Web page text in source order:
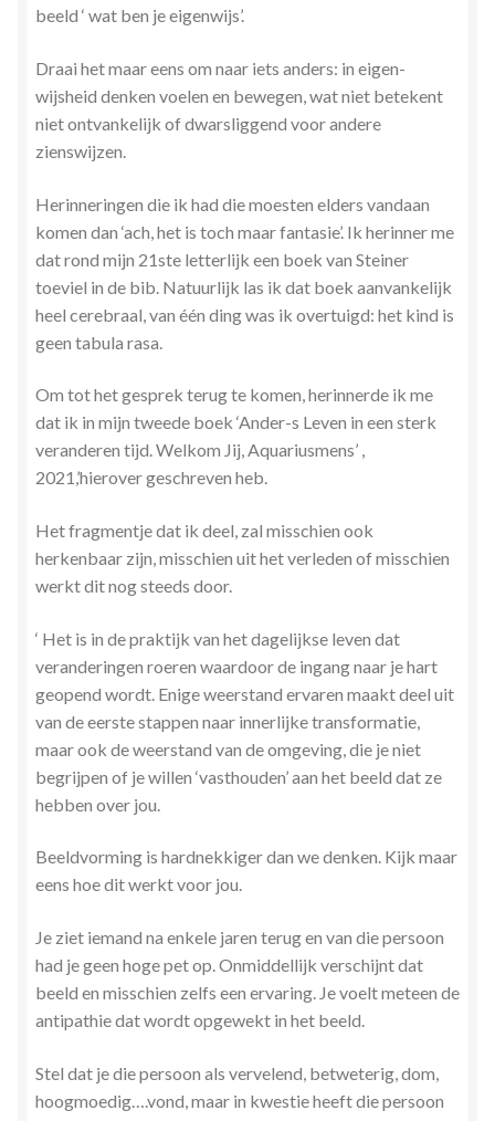
beeld ‘ wat ben je eigenwijs’.
Draai het maar eens om naar iets anders: in eigen-
wijsheid denken voelen en bewegen, wat niet betekent
niet ontvankelijk of dwarsliggend voor andere
zienswijzen.
Herinneringen die ik had die moesten elders vandaan
komen dan ‘ach, het is toch maar fantasie’. Ik herinner me
dat rond mijn 21ste letterlijk een boek van Steiner
toeviel in de bib. Natuurlijk las ik dat boek aanvankelijk
heel cerebraal, van één ding was ik overtuigd: het kind is
geen tabula rasa.
Om tot het gesprek terug te komen, herinnerde ik me
dat ik in mijn tweede boek ‘Ander-s Leven in een sterk
veranderen tijd. Welkom Jij, Aquariusmens’ ,
2021,’hierover geschreven heb.
Het fragmentje dat ik deel, zal misschien ook
herkenbaar zijn, misschien uit het verleden of misschien
werkt dit nog steeds door.
‘ Het is in de praktijk van het dagelijkse leven dat
veranderingen roeren waardoor de ingang naar je hart
geopend wordt. Enige weerstand ervaren maakt deel uit
van de eerste stappen naar innerlijke transformatie,
maar ook de weerstand van de omgeving, die je niet
begrijpen of je willen ‘vasthouden’ aan het beeld dat ze
hebben over jou.
Beeldvorming is hardnekkiger dan we denken. Kijk maar
eens hoe dit werkt voor jou.
Je ziet iemand na enkele jaren terug en van die persoon
had je geen hoge pet op. Onmiddellijk verschijnt dat
beeld en misschien zelfs een ervaring. Je voelt meteen de
antipathie dat wordt opgewekt in het beeld.
Stel dat je die persoon als vervelend, betweterig, dom,
hoogmoedig….vond, maar in kwestie heeft die persoon